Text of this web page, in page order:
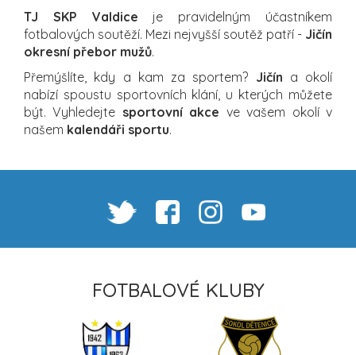
TJ SKP Valdice je pravidelným účastníkem
fotbalových soutěží. Mezi nejvyšší soutěž patří - Jičín
okresní přebor mužů.
Přemýšlíte, kdy a kam za sportem? Jičín a okolí
nabízí spoustu sportovních klání, u kterých můžete
být. Vyhledejte sportovní akce ve vašem okolí v
našem kalendáři sportu.
FOTBALOVÉ KLUBY